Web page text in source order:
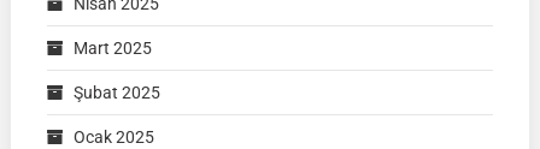
Mart 2025
Şubat 2025
Ocak 2025